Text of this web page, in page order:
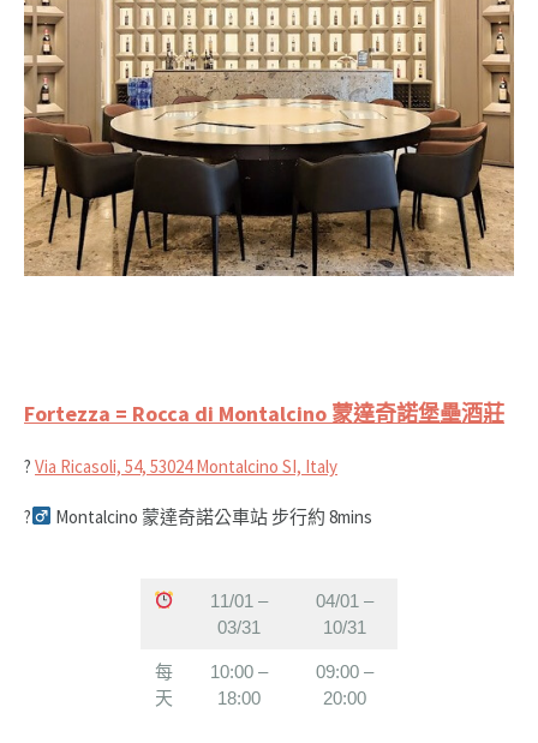
Fortezza = Rocca di Montalcino 蒙達奇諾堡壘酒莊
? Via Ricasoli, 54, 53024 Montalcino SI, Italy
?‍ Montalcino 蒙達奇諾公車站 步行約 8mins
11/01 –
03/31
04/01 –
10/31
每
天
10:00 –
18:00
09:00 –
20:00